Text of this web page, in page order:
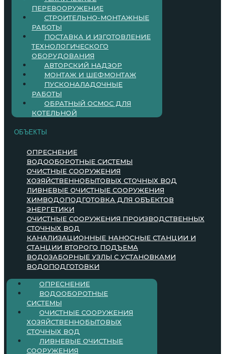
ПЕРЕВООРУЖЕНИЕ
СТРОИТЕЛЬНО-МОНТАЖНЫЕ
РАБОТЫ
ПОСТАВКА И ИЗГОТОВЛЕНИЕ
ТЕХНОЛОГИЧЕСКОГО
ОБОРУДОВАНИЯ
АВТОРСКИЙ НАДЗОР
МОНТАЖ И ШЕФМОНТАЖ
ПУСКОНАЛАДОЧНЫЕ
РАБОТЫ
ОБРАТНЫЙ ОСМОС ДЛЯ
КОТЕЛЬНОЙ
ОБЪЕКТЫ
ОПРЕСНЕНИЕ
ВОДООБОРОТНЫЕ СИСТЕМЫ
ОЧИСТНЫЕ СООРУЖЕНИЯ
ХОЗЯЙСТВЕННОБЫТОВЫХ СТОЧНЫХ ВОД
ЛИВНЕВЫЕ ОЧИСТНЫЕ СООРУЖЕНИЯ
ХИМВОДОПОДГОТОВКА ДЛЯ ОБЪЕКТОВ
ЭНЕРГЕТИКИ
ОЧИСТНЫЕ СООРУЖЕНИЯ ПРОИЗВОДСТВЕННЫХ
СТОЧНЫХ ВОД
КАНАЛИЗАЦИОННЫЕ НАНОСНЫЕ СТАНЦИИ И
СТАНЦИИ ВТОРОГО ПОДЪЕМА
ВОДОЗАБОРНЫЕ УЗЛЫ С УСТАНОВКАМИ
ВОДОПОДГОТОВКИ
ОПРЕСНЕНИЕ
ВОДООБОРОТНЫЕ
СИСТЕМЫ
ОЧИСТНЫЕ СООРУЖЕНИЯ
ХОЗЯЙСТВЕННОБЫТОВЫХ
СТОЧНЫХ ВОД
ЛИВНЕВЫЕ ОЧИСТНЫЕ
СООРУЖЕНИЯ